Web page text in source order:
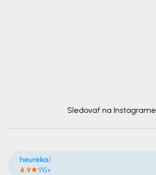
Sledovať na Instagrame
4.9 915×